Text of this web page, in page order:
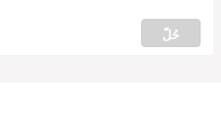
حُلّ